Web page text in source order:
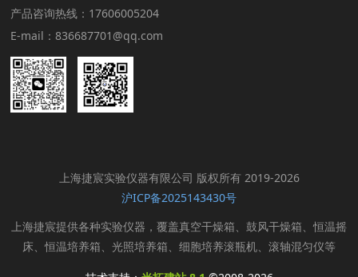
产品咨询热线：17606005204
E-mail：836687701@qq.com
上海捷宸实验仪器有限公司 版权所有 2019-2026
沪ICP备2025143430号
上海捷宸提供各种实验仪器，覆盖真空干燥箱、鼓风干燥箱、恒温摇
床、恒温培养箱、光照培养箱、细胞培养滚瓶机、滚轴混匀仪等